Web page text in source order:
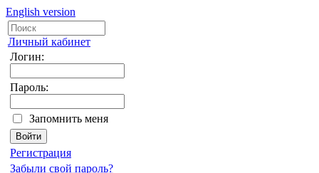
English version
Личный кабинет
Логин:
Пароль:
Запомнить меня
Регистрация
Забыли свой пароль?